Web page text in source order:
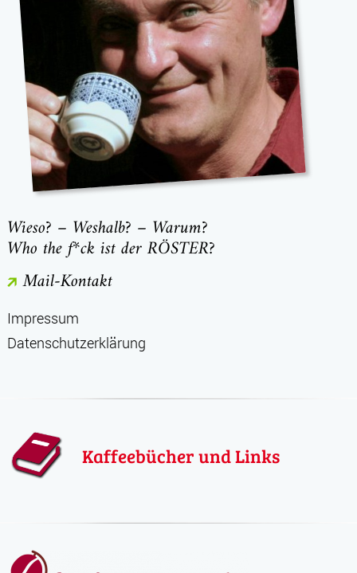
Wieso? – Weshalb? – Warum?
Who the f*ck ist der RÖSTER?
Mail-Kontakt
Impressum
Datenschutzerklärung
Kaffeebücher und Links